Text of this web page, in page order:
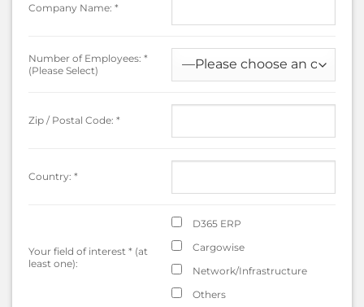
Company Name: *
Number of Employees: *
(Please Select)
Zip / Postal Code: *
Country: *
Your field of interest * (at
least one):
D365 ERP
Cargowise
Network/Infrastructure
Others